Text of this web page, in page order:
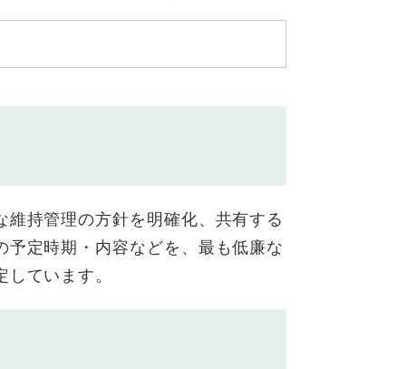
持管理の方針を明確化、共有する
予定時期・内容などを、最も低廉な
ています。​